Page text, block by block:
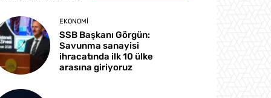
EKONOMI
SSB Başkanı Görgün:
Savunma sanayisi
ihracatında ilk 10 ülke
arasına giriyoruz